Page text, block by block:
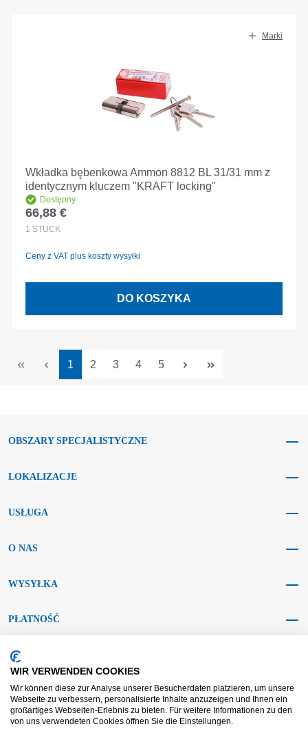
Marki
Wkładka bębenkowa Ammon 8812 BL 31/31 mm z
identycznym kluczem "KRAFT locking"
Dostępny
Cena regularna:
66,88 €
1 STÜCK
Ceny z VAT plus koszty wysyłki
DO KOSZYKA
Strona
1 Strona
2 Strona
3 Strona
4 Strona
5
OBSZARY SPECJALISTYCZNE
LOKALIZACJE
USŁUGA
O NAS
WYSYŁKA
PŁATNOŚĆ
MEDIA SPOŁECZNOŚCIOWE
WIR VERWENDEN COOKIES
Wir können diese zur Analyse unserer Besucherdaten platzieren, um unsere
Webseite zu verbessern, personalisierte Inhalte anzuzeigen und Ihnen ein
großartiges Webseiten-Erlebnis zu bieten. Für weitere Informationen zu den
von uns verwendeten Cookies öffnen Sie die Einstellungen.